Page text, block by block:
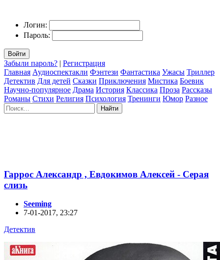
Логин:
Пароль:
Войти
Забыли пароль? | Регистрация
Главная Аудиоспектакли Фэнтези Фантастика Ужасы Триллер
Детектив Для детей Сказки Приключения Мистика Боевик
Научно-популярное Драма История Классика Проза Рассказы
Романы Стихи Религия Психология Тренинги Юмор Разное
Найти
Гаррос Александр , Евдокимов Алексей - Серая
слизь
Seeming
7-01-2017, 23:27
Детектив